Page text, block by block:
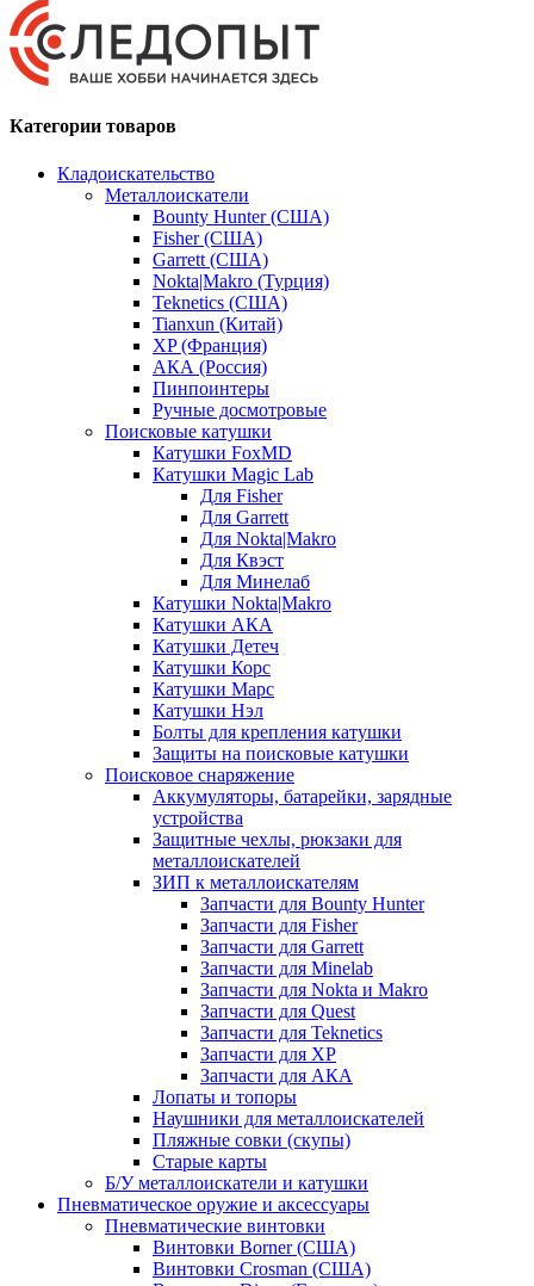
Категории товаров
Кладоискательство
Металлоискатели
Bounty Hunter (США)
Fisher (США)
Garrett (США)
Nokta|Makro (Турция)
Teknetics (США)
Tianxun (Китай)
XP (Франция)
АКА (Россия)
Пинпоинтеры
Ручные досмотровые
Поисковые катушки
Катушки FoxMD
Катушки Magic Lab
Для Fisher
Для Garrett
Для Nokta|Makro
Для Квэст
Для Минелаб
Катушки Nokta|Makro
Катушки АКА
Катушки Детеч
Катушки Корс
Катушки Марс
Катушки Нэл
Болты для крепления катушки
Защиты на поисковые катушки
Поисковое снаряжение
Аккумуляторы, батарейки, зарядные
устройства
Защитные чехлы, рюкзаки для
металлоискателей
ЗИП к металлоискателям
Запчасти для Bounty Hunter
Запчасти для Fisher
Запчасти для Garrett
Запчасти для Minelab
Запчасти для Nokta и Makro
Запчасти для Quest
Запчасти для Teknetics
Запчасти для XP
Запчасти для АКА
Лопаты и топоры
Наушники для металлоискателей
Пляжные совки (скупы)
Старые карты
Б/У металлоискатели и катушки
Пневматическое оружие и аксессуары
Пневматические винтовки
Винтовки Borner (США)
Винтовки Crosman (США)